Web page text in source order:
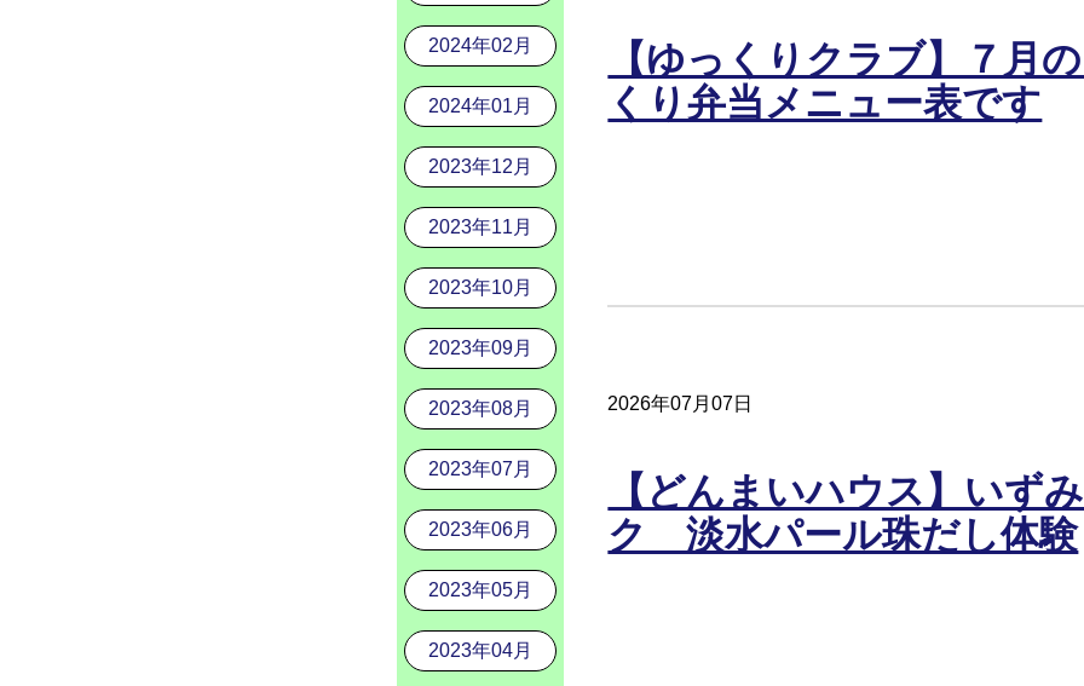
2024年02月
2024年01月
2023年12月
2023年11月
2023年10月
2023年09月
2023年08月
2023年07月
2023年06月
2023年05月
2023年04月
【ゆっくりクラブ】７月
くり弁当メニュー表です
2026年07月07日
【どんまいハウス】いず
ク 淡水パール珠だし体験